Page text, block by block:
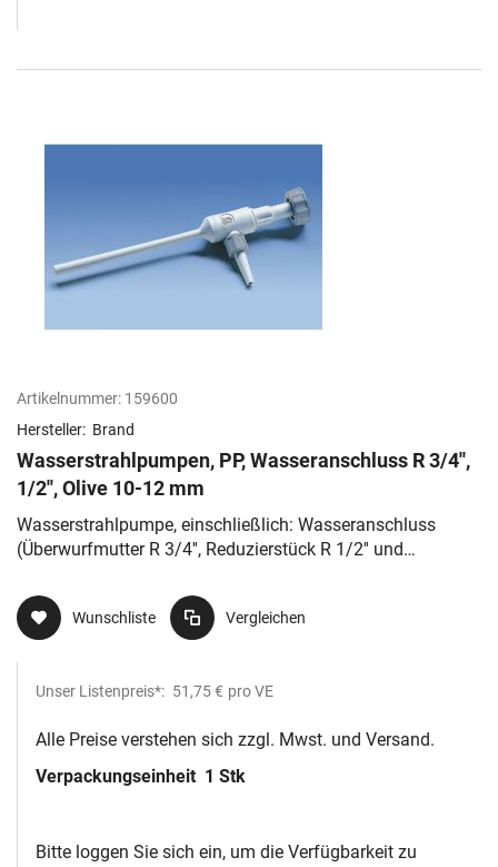
Artikelnummer: 159600
Hersteller: Brand
Wasserstrahlpumpen, PP, Wasseranschluss R 3/4'',
1/2'', Olive 10-12 mm
Wasserstrahlpumpe, einschließlich: Wasseranschluss
(Überwurfmutter R 3/4'', Reduzierstück R 1/2'' und
Vakuumanschluss (Olive mit Außen-Ø 6-9
Wunschliste Vergleichen
Unser Listenpreis*: 51,75 € pro VE
Alle Preise verstehen sich zzgl. Mwst. und Versand.
Verpackungseinheit 1 Stk
Bitte loggen Sie sich ein, um die Verfügbarkeit zu